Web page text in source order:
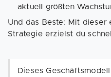
aktuell größten
Und das Beste: Mit
Strategie erzielst du
Dieses